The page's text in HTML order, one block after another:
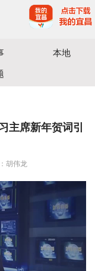
本地
主席新年贺词引
胡伟龙